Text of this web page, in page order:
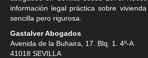
información legal práctica sobre
sencilla pero rigurosa.
Gastalver Abogados
Avenida de la Buhaira, 17. Blq. 1. 4º-A
41018 SEVILLA